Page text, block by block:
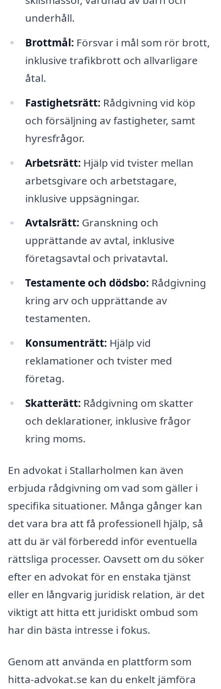
underhåll.
Brottmål: Försvar i mål som rör brott,
inklusive trafikbrott och allvarligare
åtal.
Fastighetsrätt: Rådgivning vid köp
och försäljning av fastigheter, samt
hyresfrågor.
Arbetsrätt: Hjälp vid tvister mellan
arbetsgivare och arbetstagare,
inklusive uppsägningar.
Avtalsrätt: Granskning och
upprättande av avtal, inklusive
företagsavtal och privatavtal.
Testamente och dödsbo: Rådgivning
kring arv och upprättande av
testamenten.
Konsumenträtt: Hjälp vid
reklamationer och tvister med
företag.
Skatterätt: Rådgivning om skatter
och deklarationer, inklusive frågor
kring moms.
En advokat i Stallarholmen kan även
erbjuda rådgivning om vad som gäller i
specifika situationer. Många gånger kan
det vara bra att få professionell hjälp, så
att du är väl förberedd inför eventuella
rättsliga processer. Oavsett om du söker
efter en advokat för en enstaka tjänst
eller en långvarig juridisk relation, är det
viktigt att hitta ett juridiskt ombud som
har din bästa intresse i fokus.
Genom att använda en plattform som
hitta-advokat.se kan du enkelt jämföra